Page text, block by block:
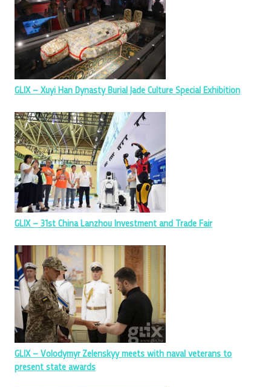
GLIX – Xuyi Han Dynasty Burial Jade Culture Special Exhibition
GLIX – 31st China Lanzhou Investment and Trade Fair
GLIX – Volodymyr Zelenskyy meets with naval veterans to
present state awards